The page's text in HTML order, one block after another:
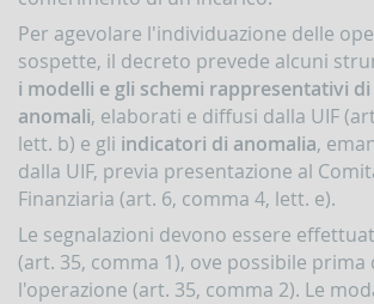
Sospensione
operazioni
sospette
Segnalazioni
AntiRiciclaggio
Aggregate
(SARA)
Comunicazioni
oggettive
(OGG)
Dichiarazioni
operazioni
Per agevolare l'individuazione delle
sospette, il decreto prevede alcuni
i modelli e gli schemi rappresentativi
anomali, elaborati e diffusi dalla UIF
lett. b) e gli indicatori di anomalia,
dalla UIF, previa presentazione al
Finanziaria (art. 6, comma 4, lett. e).
Le segnalazioni devono essere
(art. 35, comma 1), ove possibile prima
l'operazione (art. 35, comma 2). Le